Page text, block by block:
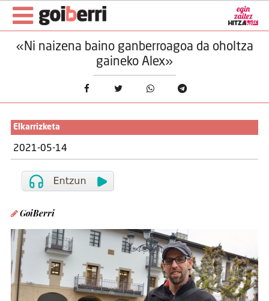
«Ni naizena baino ganberroagoa da oholtza
gaineko Alex»
Elkarrizketa
2021-05-14
GoiBerri